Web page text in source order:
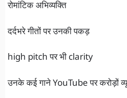
रोमांटिक अभिव्यक्ति
दर्दभरे गीतों पर उनकी पकड़
high pitch पर भी clarity
उनके कई गाने YouTube पर करोड़ों